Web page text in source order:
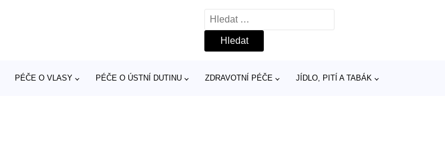
Vyhledávání
PÉČE O VLASY PÉČE O ÚSTNÍ DUTINU ZDRAVOTNÍ PÉČE JÍDLO, PITÍ A TABÁK